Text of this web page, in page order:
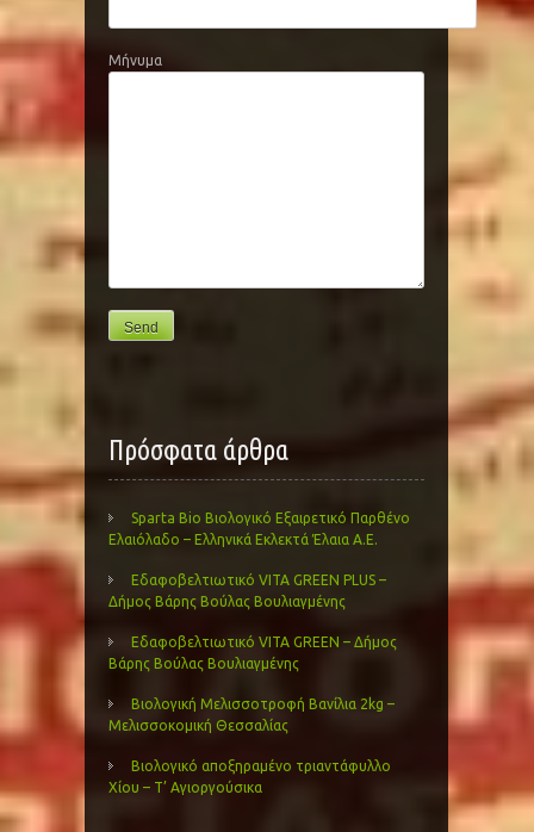
Μήνυμα
Πρόσφατα άρθρα
Sparta Bio Βιολογικό Εξαιρετικό Παρθένο
Ελαιόλαδο – Ελληνικά Εκλεκτά Έλαια Α.Ε.
Εδαφοβελτιωτικό VITA GREEN PLUS –
Δήμος Βάρης Βούλας Βουλιαγμένης
Εδαφοβελτιωτικό VITA GREEN – Δήμος
Βάρης Βούλας Βουλιαγμένης
Βιολογική Μελισσοτροφή Βανίλια 2kg –
Μελισσοκομική Θεσσαλίας
Βιολογικό αποξηραμένο τριαντάφυλλο
Χίου – Τ’ Αγιοργούσικα